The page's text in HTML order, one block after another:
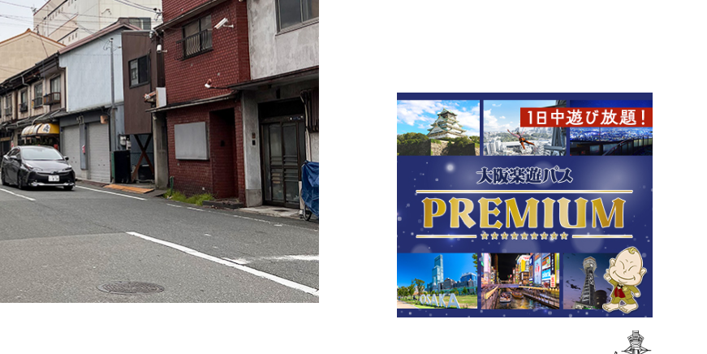
天神祭り 建造物 夜景
ベイエリア
（USJ・海遊館）
新大阪・十三
泉南
（KIX・りんくう・岸和田）
その他
すべての目的地を見る